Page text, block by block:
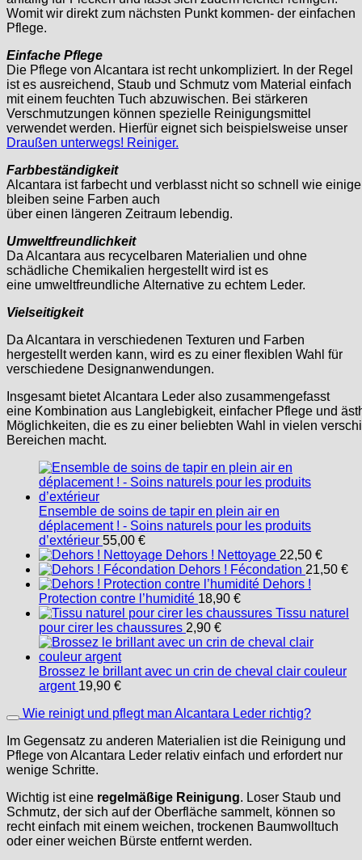
Womit wir direkt zum nächsten Punkt kommen- der einfachen
Pflege.
Einfache Pflege
Die Pflege von Alcantara ist recht unkompliziert. In der Regel
ist es ausreichend, Staub und Schmutz vom Material einfach
mit einem feuchten Tuch abzuwischen. Bei stärkeren
Verschmutzungen können spezielle Reinigungsmittel
verwendet werden. Hierfür eignet sich beispielsweise unser
Draußen unterwegs! Reiniger.
Farbbeständigkeit
Alcantara ist farbecht und verblasst nicht so schnell wie
bleiben seine Farben auch
über einen längeren Zeitraum lebendig.
Umweltfreundlichkeit
Da Alcantara aus recycelbaren Materialien und ohne
schädliche Chemikalien hergestellt wird ist es
eine umweltfreundliche Alternative zu echtem Leder.
Vielseitigkeit
Da Alcantara in verschiedenen Texturen und Farben
hergestellt werden kann, wird es zu einer flexiblen Wahl für
verschiedene Designanwendungen.
Insgesamt bietet Alcantara Leder also zusammengefasst
eine Kombination aus Langlebigkeit, einfacher Pflege und
Möglichkeiten, die es zu einer beliebten Wahl in vielen
Bereichen macht.
Ensemble de soins de tapir en plein air en
déplacement ! - Soins naturels pour les produits
d’extérieur 55,00 €
Dehors ! Nettoyage 22,50 €
Dehors ! Fécondation 21,50 €
Dehors !
Protection contre l’humidité 18,90 €
Tissu naturel
pour cirer les chaussures 2,90 €
Brossez le brillant avec un crin de cheval clair couleur
argent 19,90 €
Wie reinigt und pflegt man Alcantara Leder richtig?
Im Gegensatz zu anderen Materialien ist die Reinigung und
Pflege von Alcantara Leder relativ einfach und erfordert nur
wenige Schritte.
Wichtig ist eine regelmäßige Reinigung. Loser Staub und
Schmutz, der sich auf der Oberfläche sammelt, können so
recht einfach mit einem weichen, trockenen Baumwolltuch
oder einer weichen Bürste entfernt werden.